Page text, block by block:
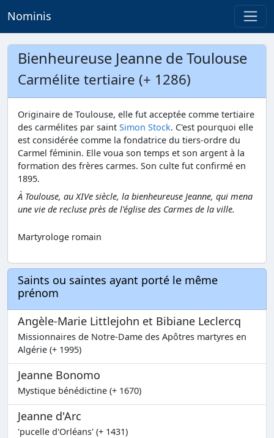
Nominis
Bienheureuse Jeanne de Toulouse
Carmélite tertiaire (+ 1286)
Originaire de Toulouse, elle fut acceptée comme tertiaire
des carmélites par saint Simon Stock. C'est pourquoi elle
est considérée comme la fondatrice du tiers-ordre du
Carmel féminin. Elle voua son temps et son argent à la
formation des frères carmes. Son culte fut confirmé en
1895.
À Toulouse, au XIVe siècle, la bienheureuse Jeanne, qui mena
une vie de recluse près de l'église des Carmes de la ville.
Martyrologe romain
Saints ou saintes ayant porté le même
prénom
Angèle-Marie Littlejohn et Bibiane Leclercq
Missionnaires de Notre-Dame des Apôtres martyres en
Algérie (+ 1995)
Jeanne Bonomo
Mystique bénédictine (+ 1670)
Jeanne d'Arc
'pucelle d'Orléans' (+ 1431)